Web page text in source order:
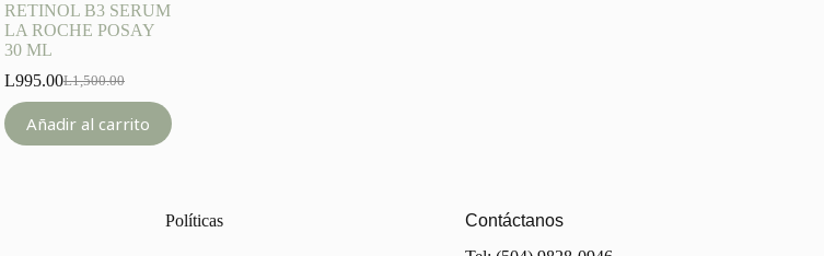
RETINOL B3 SERUM
LA ROCHE POSAY
30 ML
L1,500.00
Original
was:
L1,500.00.
L995.00Current
is:
L995.00.
Añadir al carrito
Políticas
Contáctanos